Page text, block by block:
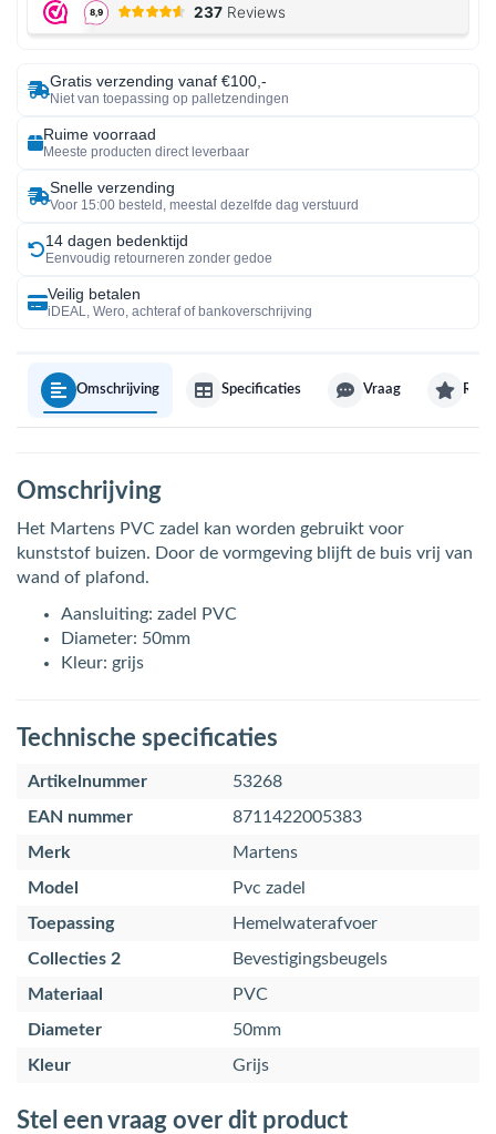
Gratis verzending vanaf €100,-
Niet van toepassing op palletzendingen
Ruime voorraad
Meeste producten direct leverbaar
Snelle verzending
Voor 15:00 besteld, meestal dezelfde dag verstuurd
14 dagen bedenktijd
Eenvoudig retourneren zonder gedoe
Veilig betalen
iDEAL, Wero, achteraf of bankoverschrijving
Omschrijving Specificaties Vraag
Omschrijving
Het Martens PVC zadel kan worden gebruikt voor
kunststof buizen. Door de vormgeving blijft de buis vrij van
wand of plafond.
Aansluiting: zadel PVC
Diameter: 50mm
Kleur: grijs
Technische specificaties
Artikelnummer
53268
EAN nummer
8711422005383
Merk
Martens
Model
Pvc zadel
Toepassing
Hemelwaterafvoer
Collecties 2
Bevestigingsbeugels
Materiaal
PVC
Diameter
50mm
Kleur
Grijs
Stel een vraag over dit product